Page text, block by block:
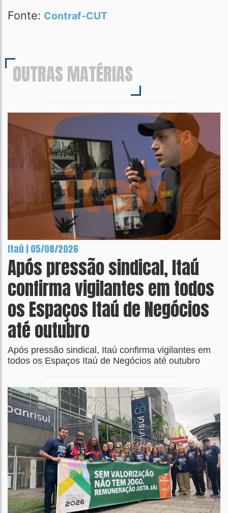
Fonte: Contraf-CUT
OUTRAS MATÉRIAS
Itaú | 05/08/2026
Após pressão sindical, Itaú
confirma vigilantes em todos
os Espaços Itaú de Negócios
até outubro
Após pressão sindical, Itaú confirma vigilantes em
todos os Espaços Itaú de Negócios até outubro